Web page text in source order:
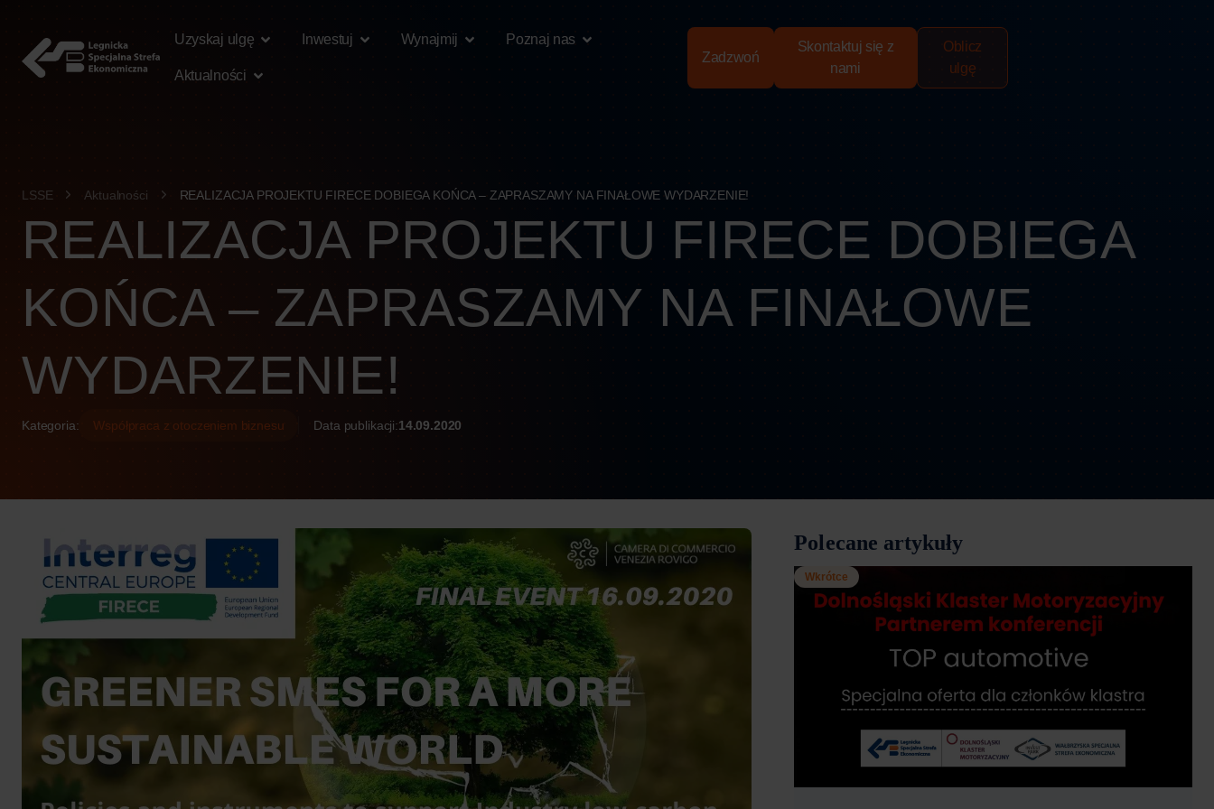
Uzyskaj ulgę
Inwestuj Wynajmij Poznaj nas
Aktualności
Zadzwoń
Skontaktuj się z
nami
Oblicz
ulgę
LSSE Aktualności REALIZACJA PROJEKTU FIRECE DOBIEGA KOŃCA – ZAPRASZAMY NA FINAŁOWE WYDARZENIE!
REALIZACJA PROJEKTU FIRECE DOBIEGA
KOŃCA – ZAPRASZAMY NA FINAŁOWE
WYDARZENIE!
Kategoria: Współpraca z otoczeniem biznesu Data publikacji:14.09.2020
Polecane artykuły
Wkrótce